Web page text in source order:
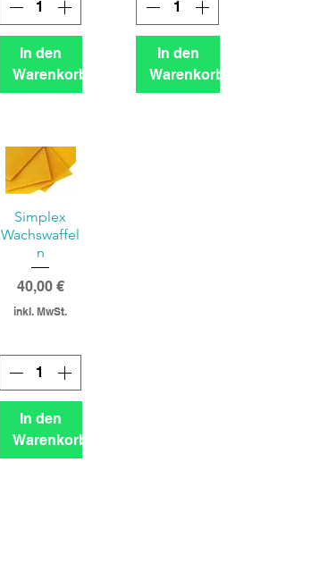
In den
Warenkorb
In den
Warenkorb
Simplex
Wachswaffel
n
Preis
40,00 €
inkl. MwSt.
In den
Warenkorb